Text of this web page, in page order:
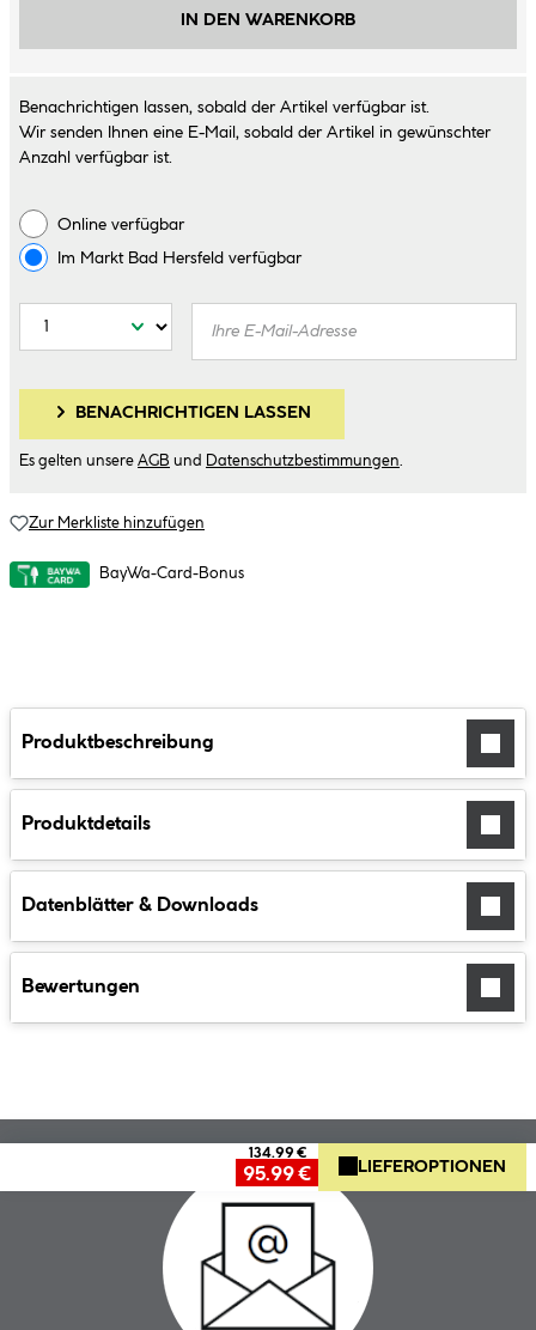
IN DEN WARENKORB
Benachrichtigen lassen, sobald der Artikel verfügbar ist.
Wir senden Ihnen eine E-Mail, sobald der Artikel in gewünschter
Anzahl verfügbar ist.
Online verfügbar
Im Markt Bad Hersfeld verfügbar
BENACHRICHTIGEN LASSEN
Es gelten unsere AGB und Datenschutzbestimmungen
Zur Merkliste hinzufügen
BayWa-Card-Bonus
Produktbeschreibung
Produktdetails
Datenblätter & Downloads
Bewertungen
134.99 €
95.99 € LIEFEROPTIONEN